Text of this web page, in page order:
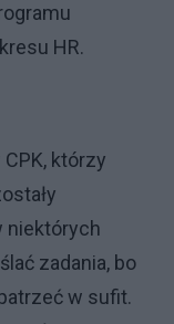
HR.
którzy
niektórych
zadania, bo
w sufit.